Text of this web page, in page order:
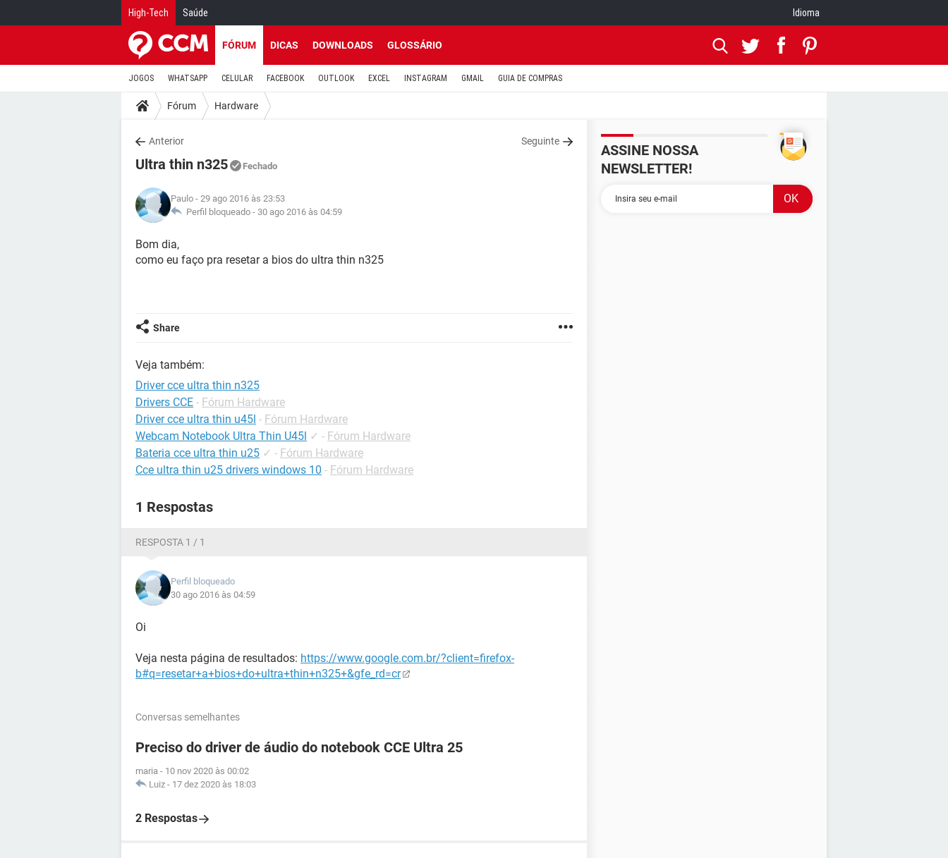
High-Tech Saúde Idioma
FÓRUM DICAS DOWNLOADS GLOSSÁRIO
JOGOS WHATSAPP CELULAR FACEBOOK OUTLOOK EXCEL INSTAGRAM GMAIL GUIA DE COMPRAS
Fórum Hardware
Anterior Seguinte
Ultra thin n325 Fechado
Paulo - 29 ago 2016 às 23:53
Perfil bloqueado - 30 ago 2016 às 04:59
Bom dia,
como eu faço pra resetar a bios do ultra thin n325
Share
Veja também:
Driver cce ultra thin n325
Drivers CCE - Fórum Hardware
Driver cce ultra thin u45l - Fórum Hardware
Webcam Notebook Ultra Thin U45l ✓ - Fórum Hardware
Bateria cce ultra thin u25 ✓ - Fórum Hardware
Cce ultra thin u25 drivers windows 10 - Fórum Hardware
1 Respostas
RESPOSTA 1 / 1
Perfil bloqueado
30 ago 2016 às 04:59
Oi
Veja nesta página de resultados: https://www.google.com.br/?client=firefox-
b#q=resetar+a+bios+do+ultra+thin+n325+&gfe_rd=cr
Conversas semelhantes
Preciso do driver de áudio do notebook CCE Ultra 25
maria - 10 nov 2020 às 00:02
Luiz - 17 dez 2020 às 18:03
2 Respostas
ASSINE NOSSA
NEWSLETTER!